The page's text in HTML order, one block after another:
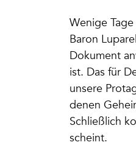
Wenige
Baron
Dokument
ist. Das für
unsere
denen
Schließlich
scheint.